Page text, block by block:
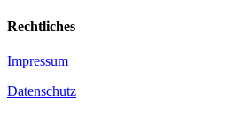
Rechtliches
Impressum
Datenschutz